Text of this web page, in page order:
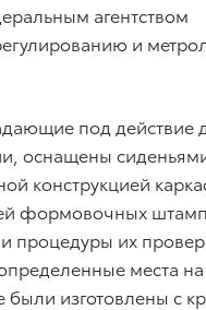
агентством
и
под действие
оснащены
конструкцией
формовочных
процедуры их
места на
были изготовлены с